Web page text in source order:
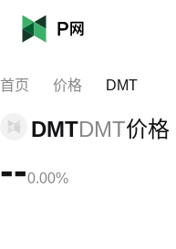
首页 价格 DMT
DMTDMT价格
--0.00%